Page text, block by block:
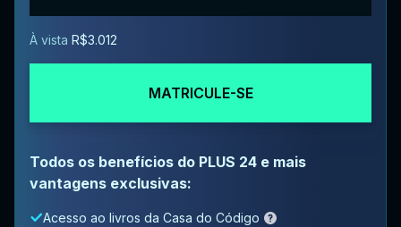
À vista R$3.012
MATRICULE-SE
Todos os benefícios do PLUS 24 e mais
vantagens exclusivas:
Acesso ao livros da Casa do Código